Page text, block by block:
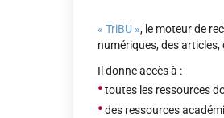
« TriBU », le moteur de
numériques, des articles,
Il donne accès à :
•toutes les ressources
•des ressources